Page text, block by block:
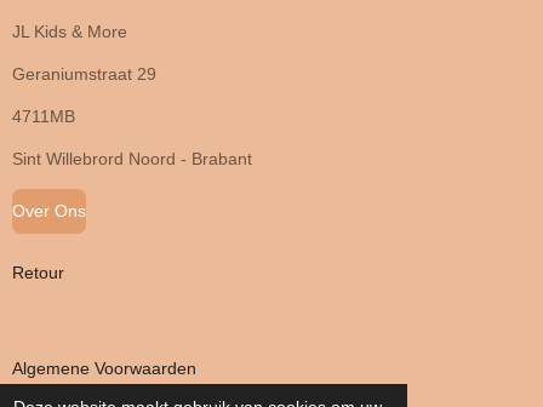
JL Kids & More
Geraniumstraat 29
4711MB
Sint Willebrord Noord - Brabant
Over Ons
Retour
Algemene Voorwaarden